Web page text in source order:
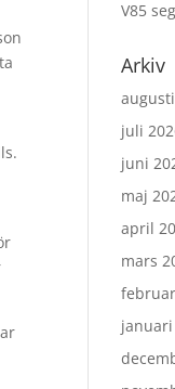
V85
Arkiv
juli
juni
maj
april
mars